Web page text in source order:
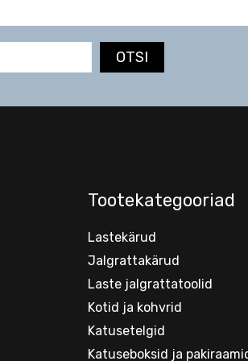
OTSI
Tootekategooriad
Lastekärud
Jalgrattakärud
Laste jalgrattatoolid
Kotid ja kohvrid
Katusetelgid
Katuseboksid ja